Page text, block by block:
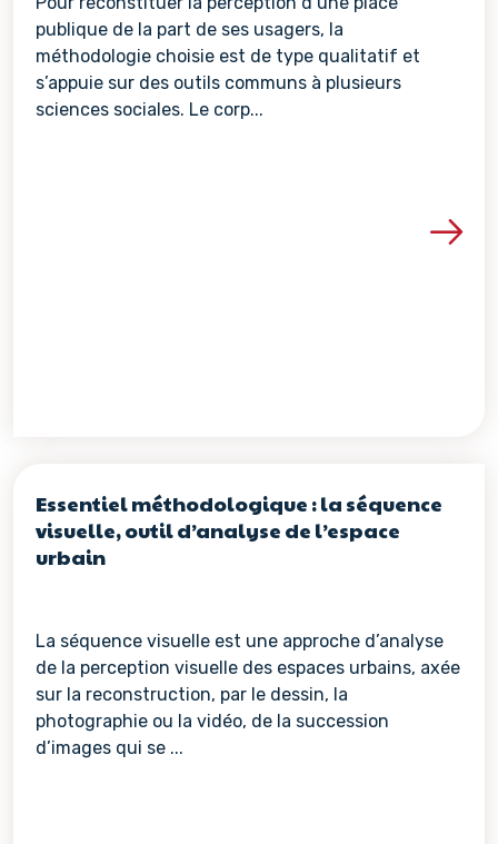
publique de la part de ses usagers, la
méthodologie choisie est de type qualitatif et
s’appuie sur des outils communs à plusieurs
sciences sociales. Le corp...
Voir les détails de la
Essentiel méthodologique : la séquence
visuelle, outil d’analyse de l’espace
urbain
La séquence visuelle est une approche d’analyse
de la perception visuelle des espaces urbains, axée
sur la reconstruction, par le dessin, la
photographie ou la vidéo, de la succession
d’images qui se ...